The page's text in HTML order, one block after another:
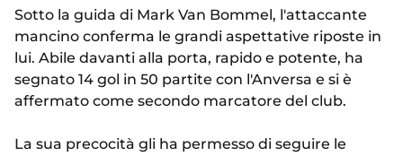
Sotto la guida di Mark Van Bommel, l'attaccante
mancino conferma le grandi aspettative riposte in
lui. Abile davanti alla porta, rapido e potente, ha
segnato 14 gol in 50 partite con l'Anversa e si è
affermato come secondo marcatore del club.
La sua precocità gli ha permesso di seguire le